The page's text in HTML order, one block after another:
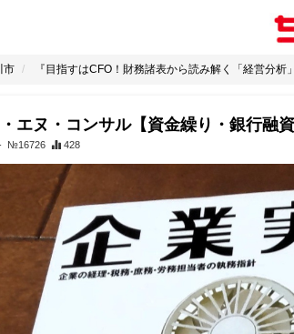
市 『目指すはCFO！財務諸表から読み解く「経営分析
エヌ・コンサル【資金繰り・銀行融資
№16726 428